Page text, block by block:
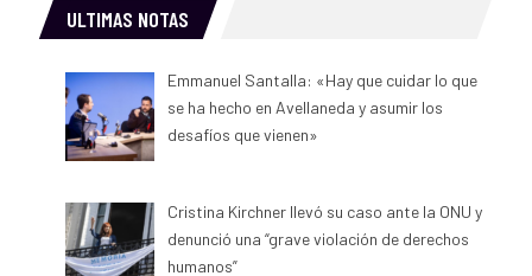
ULTIMAS NOTAS
Emmanuel Santalla: «Hay que cuidar lo que
se ha hecho en Avellaneda y asumir los
desafíos que vienen»
Cristina Kirchner llevó su caso ante la ONU y
denunció una “grave violación de derechos
humanos”